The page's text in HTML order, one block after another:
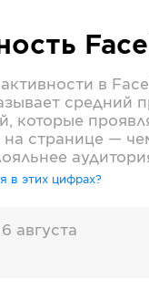
в
средний
которые
на странице —
в этих цифрах?
августа